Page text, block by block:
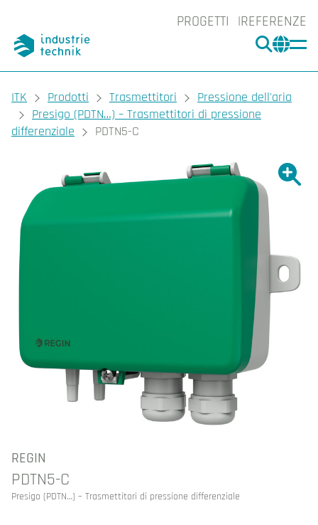
PROGETTI REFERENZE
CERCA
You are here:
ITK Prodotti Trasmettitori
Pressione dell'aria
Presigo (PDTN…) – Trasmettitori di pressione
differenziale
PDTN5-C
REGIN
PDTN5-C
Presigo (PDTN…) – Trasmettitori di pressione differenziale